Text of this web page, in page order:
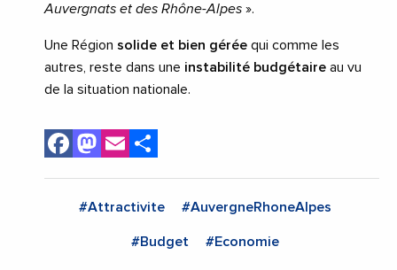
Auvergnats et des Rhône-Alpes ».
Une Région solide et bien gérée qui comme les
autres, reste dans une instabilité budgétaire au vu
de la situation nationale.
Facebook
Mastodon
Email
#Attractivite #AuvergneRhoneAlpes
#Budget #Economie